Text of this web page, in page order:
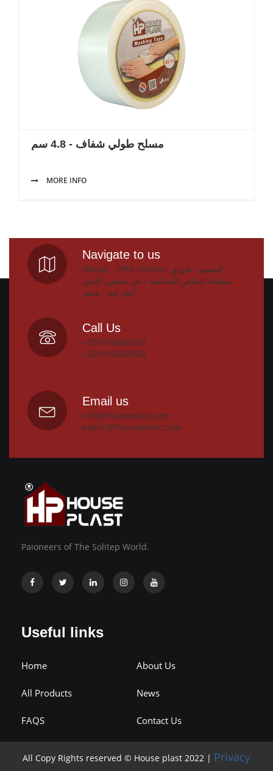
مسلح طولي شفاف - 4.8 سم
MORE INFO
Navigate to us
Obour - Fifth District, المصنع : طريق
منطقة انشاص الصناعية - ش محطن الندى,
الشرقية - مصر
Call Us
+201016600853
+201016600850
Email us
info@houseplast.com
export@houseplast.com
Paioneers of The Solitep World.
Useful links
Home About Us
All Products News
FAQS Contact Us
All Copy Rights reserved © House plast 2022 | Privacy